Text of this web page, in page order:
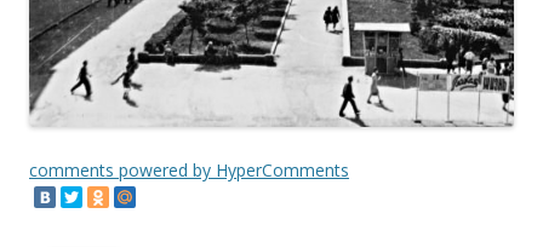
comments powered by HyperComments